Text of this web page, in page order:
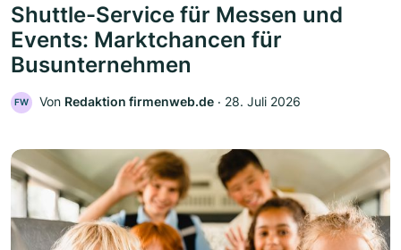
Shuttle-Service für Messen und
Events: Marktchancen für
Busunternehmen
FW Von Redaktion firmenweb.de ‧ 28. Juli 2026